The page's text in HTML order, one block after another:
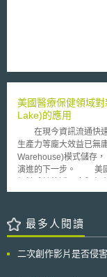
此必須蒐集大量數據資
方式，區分為法制、科
面：確立奈米尺寸之定
疇。 (2)科技面：分析
環境的衝擊。 (3)產業面
報告尚未能指引出明確
現有資料並提問，藉以
科學性的解決方式。
美國醫療保健領域
Lake)的應用
在現今資訊流通快速
生產力等龐大效益已無
Warehouse)模式儲存
演進的下一步。 美國的醫療保健領域為因應巨量資料發展並提升醫療
Medicare & Medicaid
的方式取得並分析CMS
的資料預先分類，並整
資訊並將其轉換成機器
最多人閱讀
二次創作影片是否侵